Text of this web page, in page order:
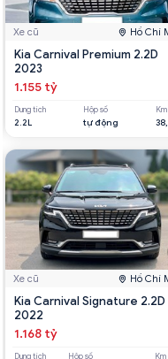
Xe cũ Hồ Chí
Kia Carnival Premium 2.2D
2023
1.155 tỷ
Dung tích
2.2L
Hộp số
tự động
Xe cũ Hồ Chí
Kia Carnival Signature 2.2D
2022
1.168 tỷ
Dung tích Hộp số